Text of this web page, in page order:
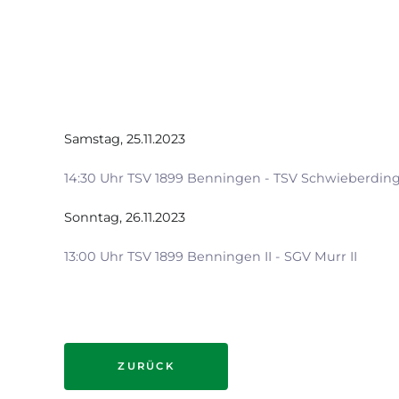
Samstag, 25.11.2023
14:30 Uhr TSV 1899 Benningen - TSV
Sonntag, 26.11.2023
13:00 Uhr TSV 1899 Benningen II - SGV Murr II
ZURÜCK